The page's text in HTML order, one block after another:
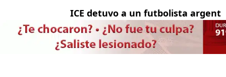
ICE detuvo a un futbolista